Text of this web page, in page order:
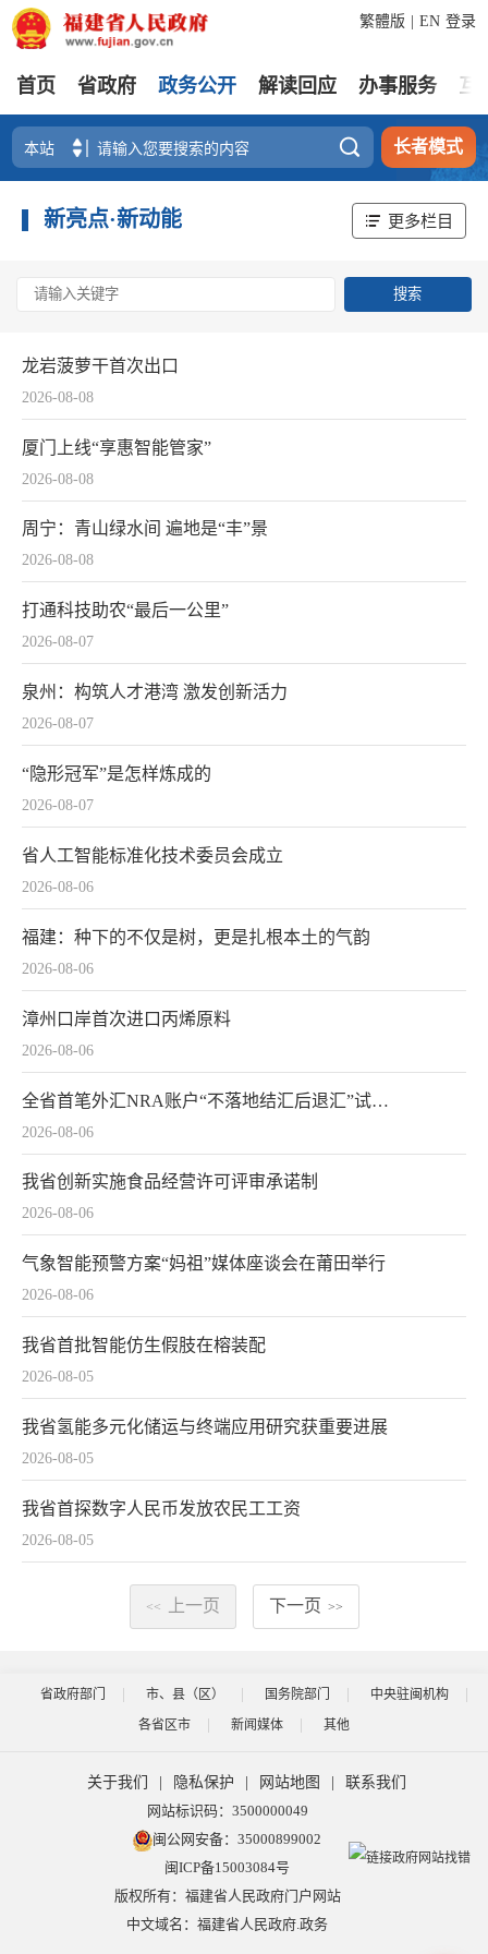
登录
繁體版 EN
首页 省政府 政务公开 解读回应 办事服务 互
 长者模式
新亮点·新动能 更多栏目
2026-08-08
龙岩菠萝干首次出口
2026-08-08
厦门上线“享惠智能管家”
2026-08-08
周宁：青山绿水间 遍地是“丰”景
2026-08-07
打通科技助农“最后一公里”
2026-08-07
泉州：构筑人才港湾 激发创新活力
2026-08-07
“隐形冠军”是怎样炼成的
2026-08-06
省人工智能标准化技术委员会成立
2026-08-06
福建：种下的不仅是树，更是扎根本土的气韵
2026-08-06
漳州口岸首次进口丙烯原料
2026-08-06
全省首笔外汇NRA账户“不落地结汇后退汇”试点业务落地
2026-08-06
我省创新实施食品经营许可评审承诺制
2026-08-06
气象智能预警方案“妈祖”媒体座谈会在莆田举行
2026-08-05
我省首批智能仿生假肢在榕装配
2026-08-05
我省氢能多元化储运与终端应用研究获重要进展
2026-08-05
我省首探数字人民币发放农民工工资
<< 上一页 下一页 >>
省政府部门 市、县（区） 国务院部门
中央驻闽机构
各省区市
新闻媒体 其他
关于我们 隐私保护 网站地图
联系我们
网站标识码：3500000049
闽公网安备：35000899002
闽ICP备15003084号
版权所有：福建省人民政府门户网站
中文域名：福建省人民政府.政务